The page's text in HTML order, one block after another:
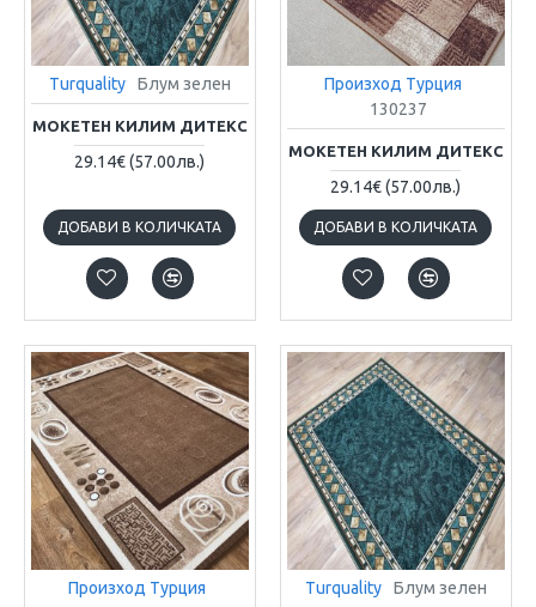
Turquality Блум зелен
МОКЕТЕН КИЛИМ ДИТЕКС
29.14€(57.00лв.)
ДОБАВИ В КОЛИЧКАТА
Произход Турция
130237
МОКЕТЕН КИЛИМ ДИТЕКС
29.14€(57.00лв.)
ДОБАВИ В КОЛИЧКАТА
Произход Турция
Turquality Блум зелен